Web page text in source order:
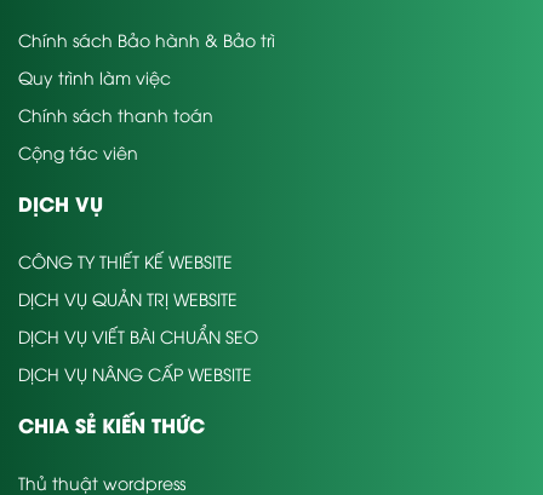
Chính sách Bảo hành & Bảo trì
Quy trình làm việc
Chính sách thanh toán
Cộng tác viên
DỊCH VỤ
CÔNG TY THIẾT KẾ WEBSITE
DỊCH VỤ QUẢN TRỊ WEBSITE
DỊCH VỤ VIẾT BÀI CHUẨN SEO
DỊCH VỤ NÂNG CẤP WEBSITE
CHIA SẺ KIẾN THỨC
Thủ thuật wordpress